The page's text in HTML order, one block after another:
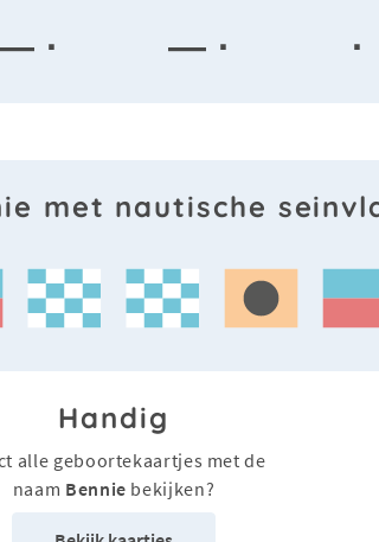
· — · ·
met nautische
Handig
alle geboortekaartjes met de
naam Bennie bekijken?